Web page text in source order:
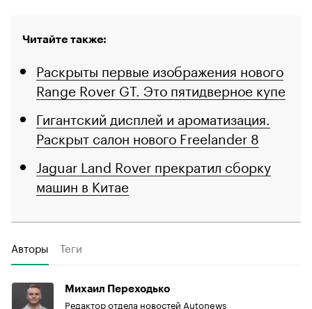
Читайте также:
Раскрыты первые изображения нового
Range Rover GT. Это пятидверное купе
Гигантский дисплей и ароматизация.
Раскрыт салон нового Freelander 8
Jaguar Land Rover прекратил сборку
машин в Китае
Авторы Теги
Михаил Переходько
Редактор отдела новостей Autonews